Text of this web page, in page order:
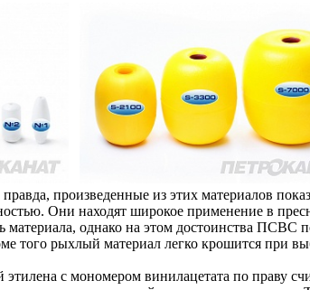
произведенные из этих материалов
Они находят широкое применение в
материала, однако на этом достоинства
того рыхлый материал легко крошится при
с мономером винилацетата по праву